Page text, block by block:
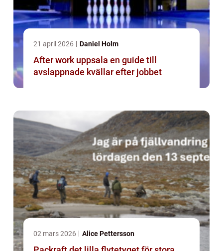
21 april 2026 Daniel Holm
After work uppsala en guide till
avslappnade kvällar efter jobbet
02 mars 2026 Alice Pettersson